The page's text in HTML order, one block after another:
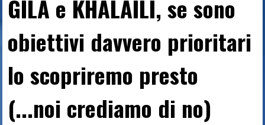
GILA e KHALAILI, se sono
obiettivi davvero prioritari
lo scopriremo presto
(...noi crediamo di no)